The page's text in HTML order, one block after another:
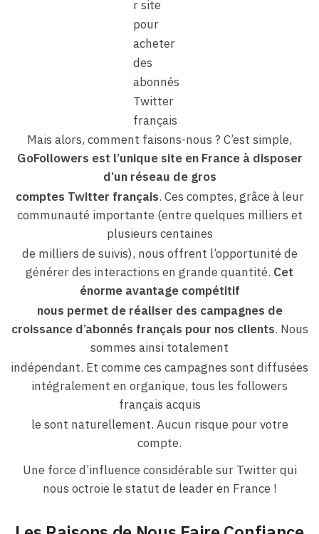
Mais alors, comment faisons-nous ? C’est simple,
GoFollowers est l’unique site en France à disposer
d’un réseau de gros
comptes Twitter français. Ces comptes, grâce à leur
communauté importante (entre quelques milliers et
plusieurs centaines
de milliers de suivis), nous offrent l’opportunité de
générer des interactions en grande quantité. Cet
énorme avantage compétitif
nous permet de réaliser des campagnes de
croissance d’abonnés français pour nos clients. Nous
sommes ainsi totalement
indépendant. Et comme ces campagnes sont diffusées
intégralement en organique, tous les followers
français acquis
le sont naturellement. Aucun risque pour votre
compte.
Une force d’influence considérable sur Twitter qui
nous octroie le statut de leader en France !